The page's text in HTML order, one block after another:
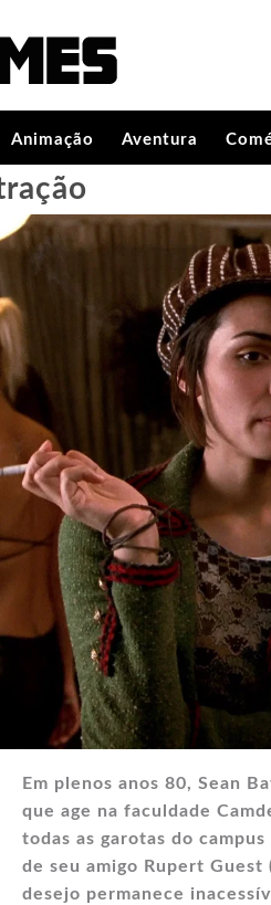
Animação Aventura
Em plenos anos 80, Sean
que age na faculdade
todas as garotas do
de seu amigo Rupert
desejo permanece